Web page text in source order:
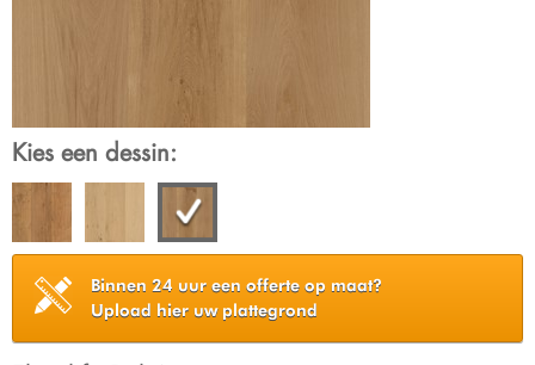
Kies een dessin:
Binnen 24 uur een offerte op maat?
Upload hier uw plattegrond